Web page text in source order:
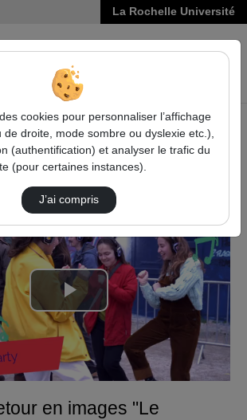
La Rochelle Université
VIDÉOS
l'étudiant
à l'affiche
FLEAA 2023
"Le Festival Les Étudiants …
Lire
la
vidéo
en images "Le
cookies pour personnaliser l’affichage
droite, mode sombre ou dyslexie etc.),
(authentification) et analyser le trafic du
(pour certaines instances).
J’ai compris